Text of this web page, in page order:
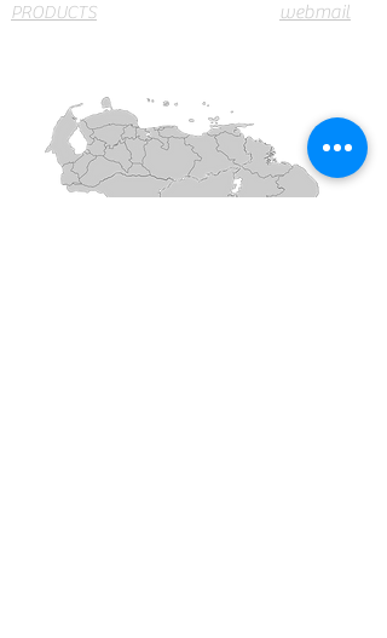
PRODUCTS
webmail